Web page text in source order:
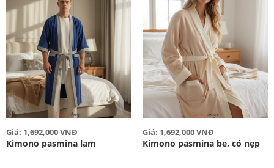
Giá: 1,692,000 VNĐ
Kimono pasmina lam
Giá: 1,692,000 VNĐ
Kimono pasmina be, có nẹp